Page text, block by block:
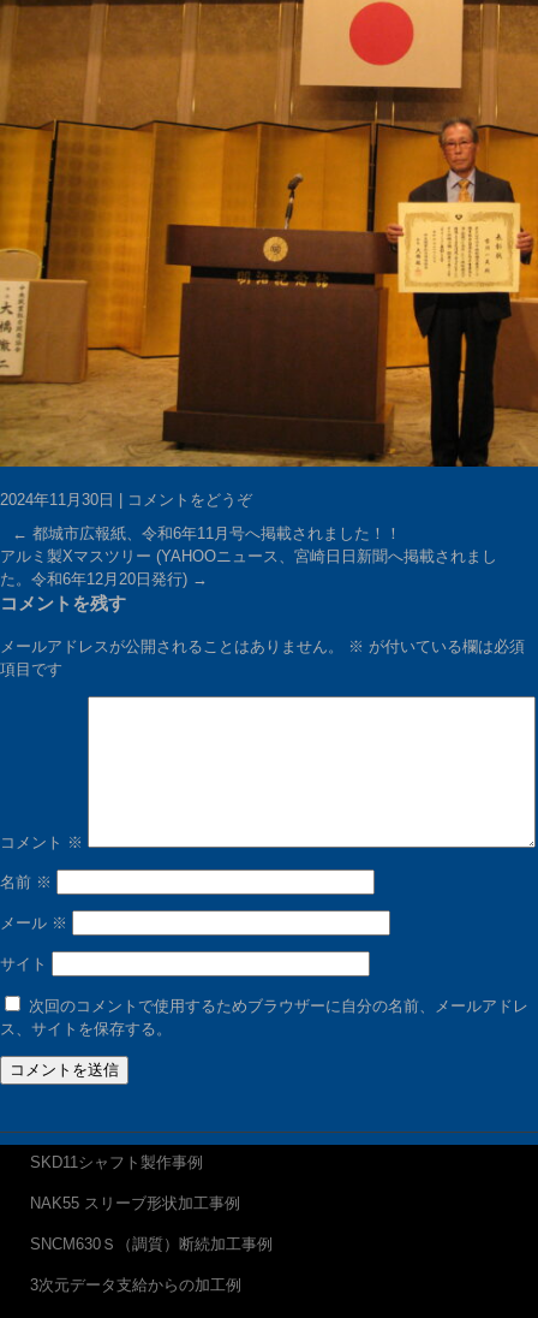
2024年11月30日
コメントをどうぞ
← 都城市広報紙、令和6年11月号へ掲載されました！！
アルミ製Xマスツリー (YAHOOニュース、宮崎日日新聞へ掲載されまし
た。令和6年12月20日発行) →
コメントを残す
メールアドレスが公開されることはありません。 ※ が付いている欄は必須
項目です
コメント ※
名前 ※
メール ※
サイト
次回のコメントで使用するためブラウザーに自分の名前、メールアドレ
ス、サイトを保存する。
SKD11シャフト製作事例
NAK55 スリーブ形状加工事例
SNCM630Ｓ（調質）断続加工事例
3次元データ支給からの加工例